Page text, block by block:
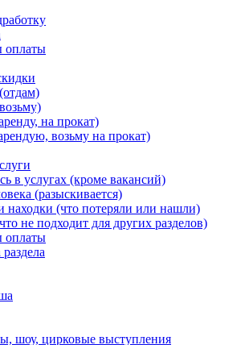
оплаты
на прокат)
возьму на прокат)
в услугах (кроме вакансий)
(разыскивается)
находки (что потеряли или нашли)
не подходит для других разделов)
оплаты
шоу, цирковые выступления